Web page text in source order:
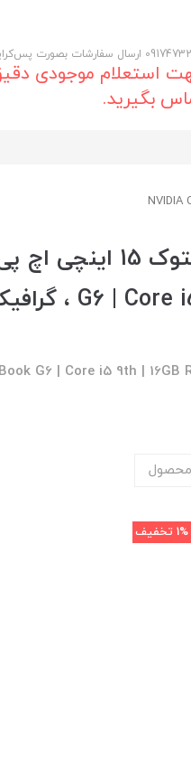
سفارشات بصورت پس‌کرایه تیپاکس
استعلام موجودی
بگیرید.
1% تخفیف